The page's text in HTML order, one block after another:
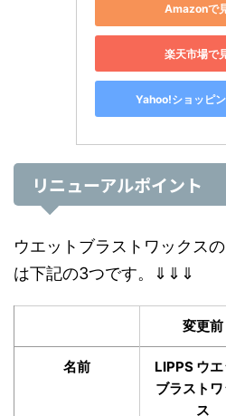
Amazonで
楽天市場で
Yahoo!ショッピ
リニューアルポイント
ウエットブラストワックス
は下記の3つです。⇓⇓⇓
変更前
名前
LIPPS ウエ
ブラストワ
ス